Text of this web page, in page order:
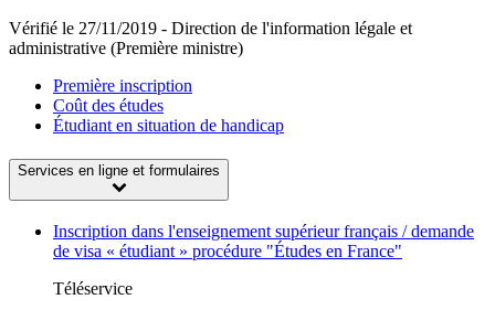
Vérifié le 27/11/2019 - Direction de l'information légale et
administrative (Première ministre)
Première inscription
Coût des études
Étudiant en situation de handicap
Services en ligne et formulaires
Inscription dans l'enseignement supérieur français / demande
de visa « étudiant » procédure "Études en France"
Téléservice